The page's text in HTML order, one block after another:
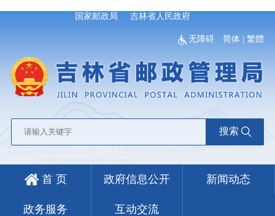
国家邮政局 吉林省人民政府
无障碍 简体 |繁體
搜索
首 页 政府信息公开 新闻动态
政务服务 互动交流